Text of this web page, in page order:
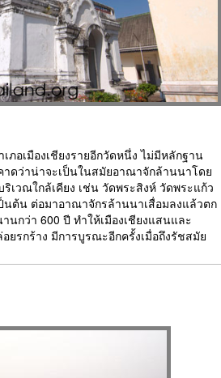
ภอเมืองเชียงรายอีกวัดหนึ่ง ไม่มีหลักฐาน
ดว่าน่าจะเป็นในสมัยอาณาจักล้านนาโดย
เวณใกล้เคียง เช่น วัดพระสิงห์ วัดพระแก้ว
นต้น ต่อมาอาณาจักรล้านนาเสื่อมลงแล้วตก
กว่า 600 ปี ทำให้เมืองเชียงแสนและ
ยรกร้าง มีการบูรณะอีกครั้งเมื่อถึงรัชสมัย